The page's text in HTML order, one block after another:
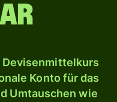
Devisenmittelkurs
Konto für das
Umtauschen wie